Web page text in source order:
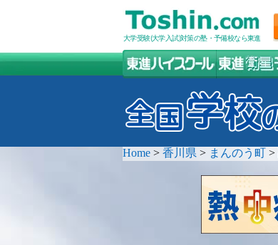
大学受験(大学入試)対策の塾・予備校なら東進
Home > 香川県 > まんのう町 >